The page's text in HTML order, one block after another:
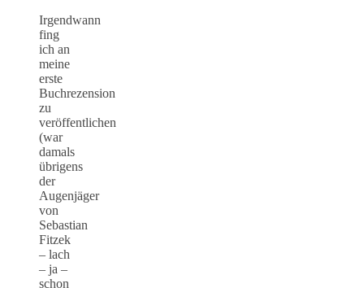
Irgendwann
fing
ich an
meine
erste
Buchrezension
zu
veröffentlichen
(war
damals
übrigens
der
Augenjäger
von
Sebastian
Fitzek
– lach
– ja –
schon